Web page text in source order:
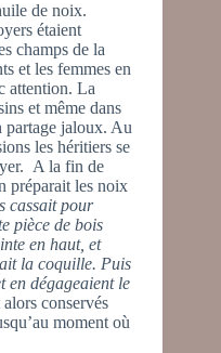
de noix.
étaient
champs de la
et les femmes en
attention. La
et même dans
partage jaloux. Au
les héritiers se
A la fin de
préparait les noix
cassait pour
pièce de bois
en haut, et
la coquille. Puis
en dégageaient le
conservés
moment où